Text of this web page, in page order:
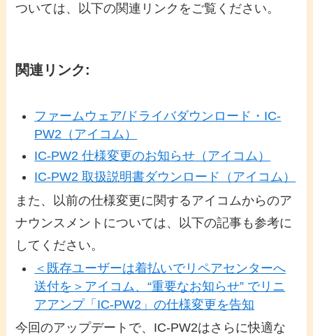
ついては、以下の関連リンクをご覧ください。
関連リンク:
ファームウェア/ドライバダウンロード・IC-
PW2（アイコム）
IC-PW2 仕様変更のお知らせ（アイコム）
IC-PW2 取扱説明書ダウンロード（アイコム）
また、以前の仕様変更に関するアイコムからのア
ナウンスメントについては、以下の記事も参考に
してください。
＜既存ユーザーは着払いでリペアセンターへ
送付を＞アイコム、“重要なお知らせ” でリニ
アアンプ「IC-PW2」の仕様変更を告知
今回のアップデートで、IC-PW2はさらに快適な